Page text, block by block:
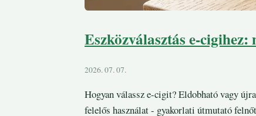
Eszközválasztás e-
2026. 07. 07.
Hogyan válassz e-cigit? Eldobható vagy
felelős használat - gyakorlati útmutató